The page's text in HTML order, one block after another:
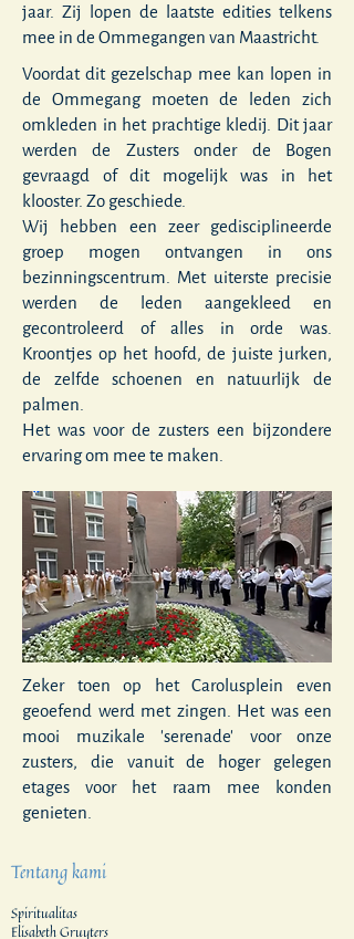
jaar. Zij lopen de laatste edities telkens
mee in de Ommegangen van Maastricht.
Voordat dit gezelschap mee kan lopen in
de Ommegang moeten de leden zich
omkleden in het prachtige kledij. Dit jaar
werden de Zusters onder de Bogen
gevraagd of dit mogelijk was in het
klooster. Zo geschiede.
Wij hebben een zeer gedisciplineerde
groep mogen ontvangen in ons
bezinningscentrum. Met uiterste precisie
werden de leden aangekleed en
gecontroleerd of alles in orde was.
Kroontjes op het hoofd, de juiste jurken,
de zelfde schoenen en natuurlijk de
palmen.
Het was voor de zusters een bijzondere
ervaring om mee te maken.
Zeker toen op het Carolusplein even
geoefend werd met zingen. Het was een
mooi muzikale 'serenade' voor onze
zusters, die vanuit de hoger gelegen
etages voor het raam mee konden
genieten.
Tentang kami
Spiritualitas
Elisabeth Gruyters